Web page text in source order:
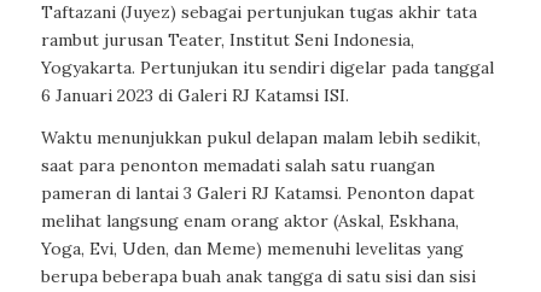
Taftazani (Juyez) sebagai pertunjukan tugas akhir tata
rambut jurusan Teater, Institut Seni Indonesia,
Yogyakarta. Pertunjukan itu sendiri digelar pada tanggal
6 Januari 2023 di Galeri RJ Katamsi ISI.
Waktu menunjukkan pukul delapan malam lebih sedikit,
saat para penonton memadati salah satu ruangan
pameran di lantai 3 Galeri RJ Katamsi. Penonton dapat
melihat langsung enam orang aktor (Askal, Eskhana,
Yoga, Evi, Uden, dan Meme) memenuhi levelitas yang
berupa beberapa buah anak tangga di satu sisi dan sisi